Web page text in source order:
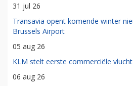
31 jul 26
Transavia opent komende winter
Brussels Airport
05 aug 26
KLM stelt eerste commerciële
06 aug 26